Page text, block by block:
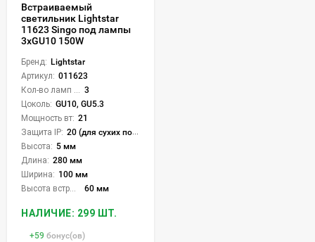
Встраиваемый
светильник Lightstar
11623 Singo под лампы
3xGU10 150W
Бренд: Lightstar
Артикул: 011623
3
Цоколь: GU10, GU5.3
Мощность вт: 21
Защита IP: 20 (для сухих пом.)
Высота: 5 мм
Длина: 280 мм
Ширина: 100 мм
60 мм
НАЛИЧИЕ: 299 ШТ.
+59 бонус(ов)